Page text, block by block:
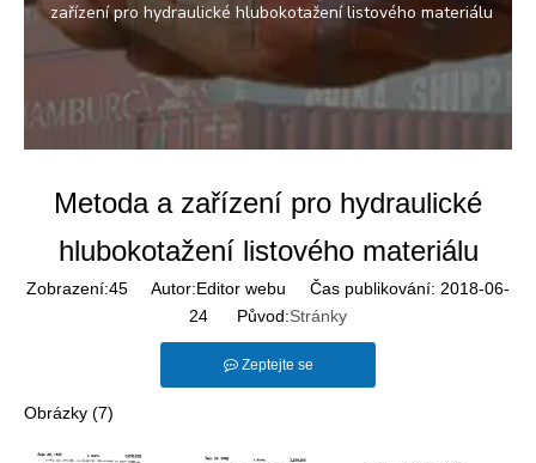
zařízení pro hydraulické hlubokotažení listového materiálu
Metoda a zařízení pro hydraulické
hlubokotažení listového materiálu
Zobrazení:45 Autor:Editor webu Čas publikování: 2018-06-
24 Původ:Stránky
Zeptejte se
Obrázky (7)